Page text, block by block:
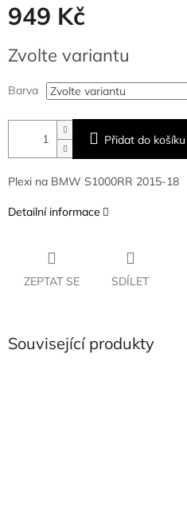
949 Kč
cena:
Zvolte variantu
Barva
Přidat do košíku
Plexi na BMW S1000RR 2015-18
Detailní informace
ZEPTAT SE SDÍLET
Související produkty